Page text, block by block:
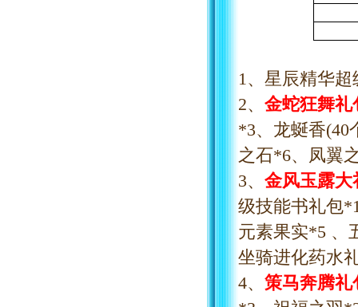
1、星辰精华
2、 金蛇狂舞礼
*3、龙蜒香(40
之石*6、凤翼
3、 金风玉露大
级技能书礼包
元素果实*5 、
坐骑进化药水
4、 策马奔腾礼